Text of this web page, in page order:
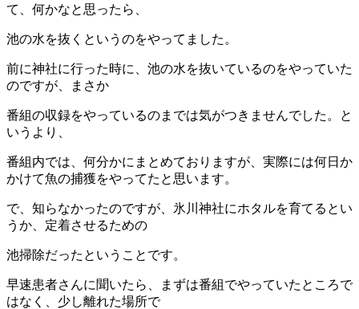
て、何かなと思ったら、
池の水を抜くというのをやってました。
前に神社に行った時に、池の水を抜いているのをやっていた
のですが、まさか
番組の収録をやっているのまでは気がつきませんでした。と
いうより、
番組内では、何分かにまとめておりますが、実際には何日か
かけて魚の捕獲をやってたと思います。
で、知らなかったのですが、氷川神社にホタルを育てるとい
うか、定着させるための
池掃除だったということです。
早速患者さんに聞いたら、まずは番組でやっていたところで
はなく、少し離れた場所で